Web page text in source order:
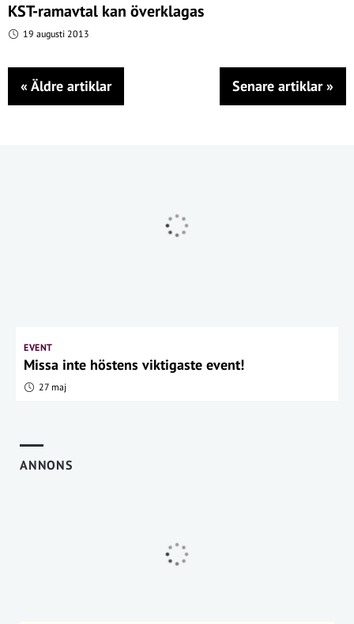
KST-ramavtal kan överklagas
19 augusti 2013
« Äldre artiklar Senare artiklar»
EVENT
Missa inte höstens viktigaste event!
27 maj
ANNONS